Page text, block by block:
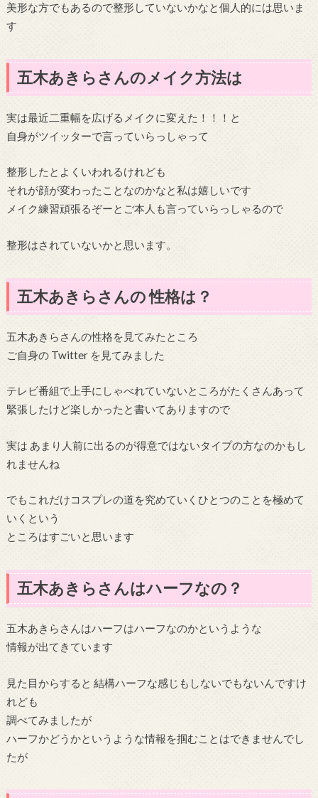
美形な方でもあるので整形していないかなと個人的には思いま
す
五木あきらさんのメイク方法は
実は最近二重幅を広げるメイクに変えた！！！と
自身がツイッターで言っていらっしゃって
整形したとよくいわれるけれども
それが顔が変わったことなのかなと私は嬉しいです
メイク練習頑張るぞーとご本人も言っていらっしゃるので
整形はされていないかと思います。
五木あきらさんの 性格は？
五木あきらさんの性格を見てみたところ
ご自身の Twitter を見てみました
テレビ番組で上手にしゃべれていないところがたくさんあって
緊張したけど楽しかったと書いてありますので
実は あまり人前に出るのが得意ではないタイプの方なのかもし
れませんね
でもこれだけコスプレの道を究めていくひとつのことを極めて
いくという
ところはすごいと思います
五木あきらさんはハーフなの？
五木あきらさんはハーフはハーフなのかというような
情報が出てきています
見た目からすると 結構ハーフな感じもしないでもないんですけ
れども
調べてみましたが
ハーフかどうかというような情報を掴むことはできませんでし
たが